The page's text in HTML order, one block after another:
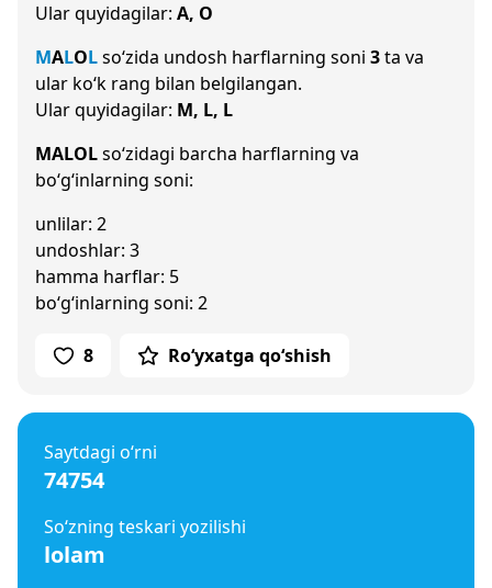
Ular quyidagilar: A, O
MALOLso‘zida undosh harflarning soni 3ta va
ular ko‘k rang bilan belgilangan.
Ular quyidagilar: M, L, L
MALOLso‘zidagi barcha harflarning va
bo‘g‘inlarning soni:
unlilar: 2
undoshlar: 3
hamma harflar: 5
bo‘g‘inlarning soni: 2
8 Ro‘yxatga qo‘shish
Saytdagi o‘rni
74754
So‘zning teskari yozilishi
lolam